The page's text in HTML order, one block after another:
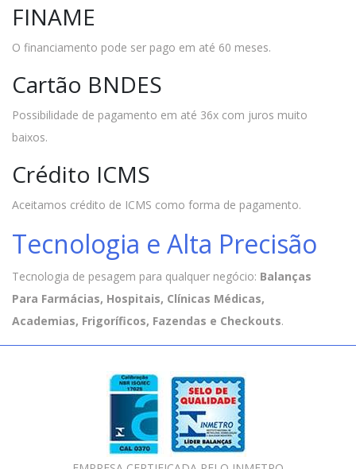
FINAME
O financiamento pode ser pago em até 60 meses.
Cartão BNDES
Possibilidade de pagamento em até 36x com juros muito
baixos.
Crédito ICMS
Aceitamos crédito de ICMS como forma de pagamento.
Tecnologia e Alta Precisão
Tecnologia de pesagem para qualquer negócio: Balanças
Para Farmácias, Hospitais, Clínicas Médicas,
Academias, Frigoríficos, Fazendas e Checkouts.